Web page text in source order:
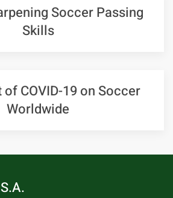
Soccer Passing
Skills
COVID-19 on Soccer
Worldwide